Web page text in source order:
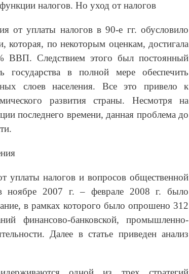
налогов. Но уход от налогов
от уплаты налогов в 90-е гг. обусловило
которая, по некоторым оценкам, достигала
ВВП. Следствием этого был постоянный
государства в полной мере обеспечить
слоев населения. Все это привело к
развития страны. Несмотря на
последнего времени, данная проблема до
уплаты налогов и вопросов общественной
ноябре 2007 г. – феврале 2008 г. было
в рамках которого было опрошено 312
финансово-банковской, промышленно-
Далее в статье приведен анализ